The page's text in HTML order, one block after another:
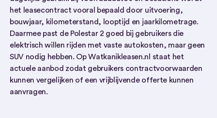
het leasecontract vooral bepaald door uitvoering,
bouwjaar, kilometerstand, looptijd en jaarkilometrage.
Daarmee past de Polestar 2 goed bij gebruikers die
elektrisch willen rijden met vaste autokosten, maar geen
SUV nodig hebben. Op Watkanikleasen.nl staat het
actuele aanbod zodat gebruikers contractvoorwaarden
kunnen vergelijken of een vrijblijvende offerte kunnen
aanvragen.